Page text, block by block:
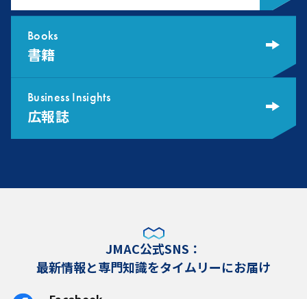
Books
書籍
Business Insights
広報誌
JMAC公式SNS：
最新情報と専門知識をタイムリーにお届け